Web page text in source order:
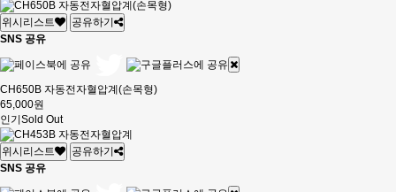
위시리스트
공유하기
SNS 공유
CH650B 자동전자혈압계(손목형)
65,000원
인기 Sold Out
위시리스트
공유하기
SNS 공유